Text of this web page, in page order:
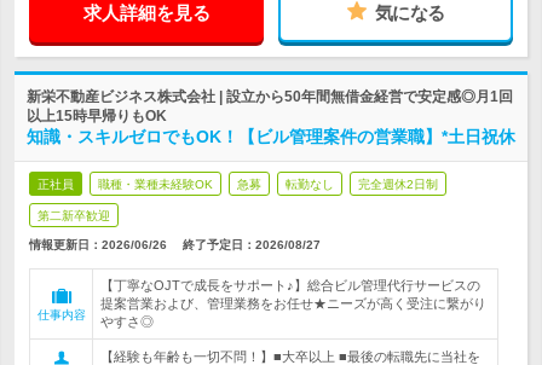
求人詳細を見る 気になる
新栄不動産ビジネス株式会社 | 設立から50年間無借金経営で安定感◎月1回
以上15時早帰りもOK
知識・スキルゼロでもOK！【ビル管理案件の営業職】*土日祝休
正社員 職種・業種未経験OK 急募 転勤なし 完全週休2日制
第二新卒歓迎
情報更新日：2026/06/26 終了予定日： 2026/08/27
仕事内容
【丁寧なOJTで成長をサポート♪】総合ビル管理代行サービスの
提案営業および、管理業務をお任せ★ニーズが高く受注に繋がり
やすさ◎
【経験も年齢も一切不問！】■大卒以上 ■最後の転職先に当社を